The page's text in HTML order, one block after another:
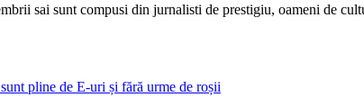
sai sunt compusi din jurnalisti de prestigiu, oameni de
pline de E-uri și fără urme de roșii